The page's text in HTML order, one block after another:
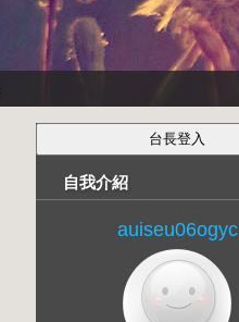
自我介紹
auiseu06ogyc